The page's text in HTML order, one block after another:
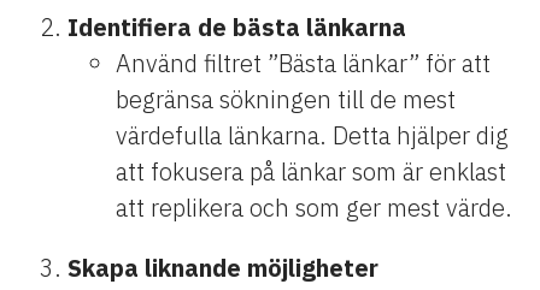
Identifiera de bästa länkarna
Använd filtret ”Bästa länkar” för att
begränsa sökningen till de mest
värdefulla länkarna. Detta hjälper dig
att fokusera på länkar som är enklast
att replikera och som ger mest värde.
Skapa liknande möjligheter